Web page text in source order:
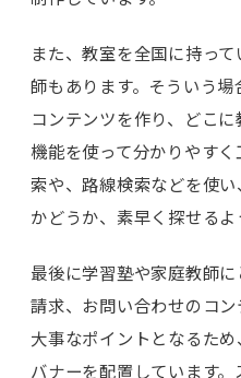
また、教室を全国に持っ
師もあります。そういう
コンテンツを作り、どこ
機能を使って分かりやす
索や、路線検索などを使
かどうか、素早く探せるよ
最後に学習塾や家庭教師
請求、お問い合わせのコ
大事なポイントとなるた
バナーを配置しています